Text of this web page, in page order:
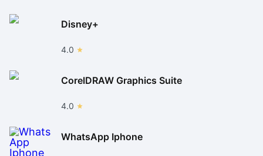
Disney+
4.0
CorelDRAW Graphics Suite
4.0
WhatsApp Iphone